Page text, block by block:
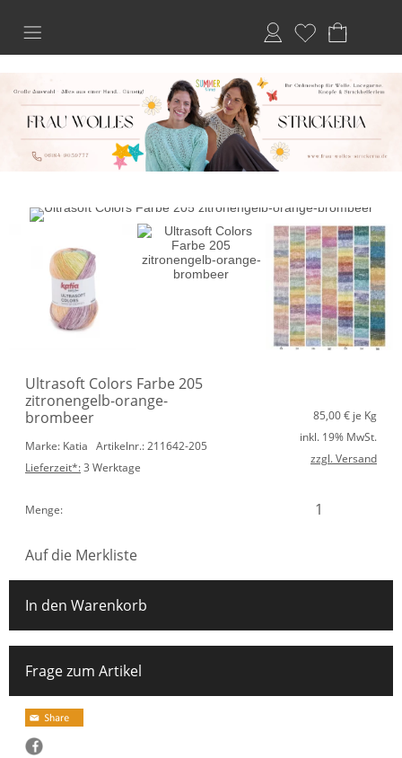
Anmelden
Merkliste
Ultrasoft Colors Farbe 205
zitronengelb-orange-
brombeer
Marke: Katia Artikelnr.: 211642-205
Lieferzeit*:3 Werktage
85,00€ je Kg
inkl. 19% MwSt.
zzgl. Versand
Menge:
Auf die Merkliste
In den Warenkorb
Frage zum Artikel